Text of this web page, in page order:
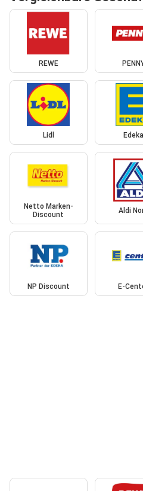
REWE
Lidl Edeka
Netto Marken-
Discount
Aldi
NP Discount E-